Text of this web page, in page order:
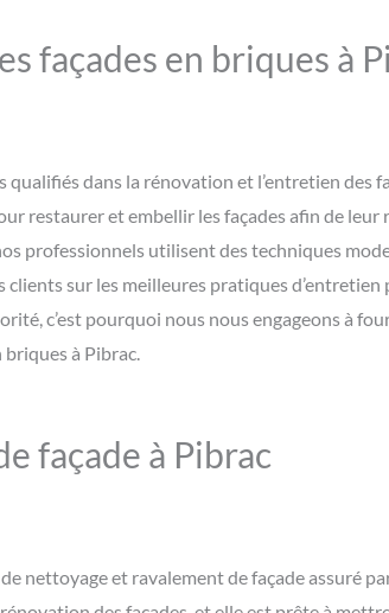
façades en briques à
dans la rénovation et l’entretien des
restaurer et embellir les façades afin de
professionnels utilisent des techniques
sur les meilleures pratiques
c’est pourquoi nous nous engageons à
briques à Pibrac.
façade à Pibrac
nettoyage et ravalement de façade assuré